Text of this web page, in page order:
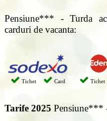
Pensiune*** - Turda
carduri de vacanta:
Tichet Card Tichet
Tarife 2025 Pensiune***